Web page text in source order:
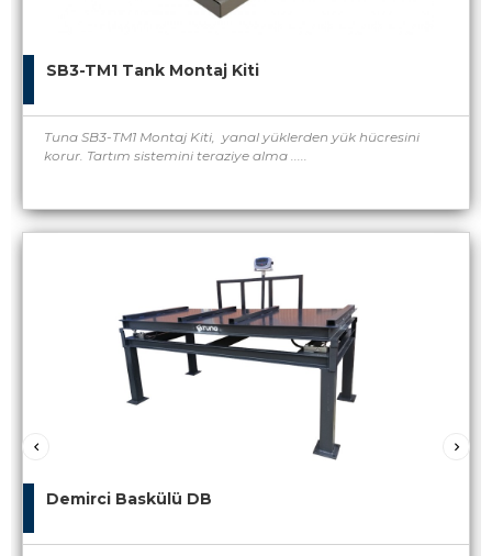
SB3-TM1 Tank Montaj Kiti
Tuna SB3-TM1 Montaj Kiti, yanal yüklerden yük hücresini
korur. Tartım sistemini teraziye alma .....
Demirci Baskülü DB